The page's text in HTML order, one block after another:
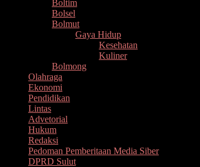
Boltim
Bolsel
Bolmut
Gaya Hidup
Kesehatan
Kuliner
Bolmong
Olahraga
Ekonomi
Pendidikan
Lintas
Advetorial
Hukum
Redaksi
Pedoman Pemberitaan Media Siber
DPRD Sulut